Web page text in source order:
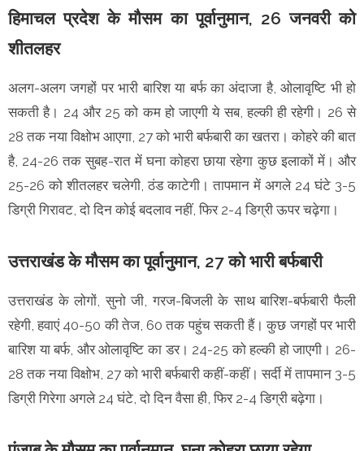
हिमाचल प्रदेश के मौसम का पूर्वानुमान, 26 जनवरी को
शीतलहर
अलग-अलग जगहों पर भारी बारिश या बर्फ का अंदाजा है, ओलावृष्टि भी हो
सकती है। 24 और 25 को कम हो जाएगी ये सब, हल्की ही रहेगी। 26 से
28 तक नया विक्षोभ आएगा, 27 को भारी बर्फबारी का खतरा। कोहरे की बात
है, 24-26 तक सुबह-रात में घना कोहरा छाया रहेगा कुछ इलाकों में। और
25-26 को शीतलहर चलेगी, ठंड काटेगी। तापमान में अगले 24 घंटे 3-5
डिग्री गिरावट, दो दिन कोई बदलाव नहीं, फिर 2-4 डिग्री ऊपर चढ़ेगा।
उत्तराखंड के मौसम का पूर्वानुमान, 27 को भारी बर्फबारी
उत्तराखंड के लोगों, सुनो जी, गरज-बिजली के साथ बारिश-बर्फबारी फैली
रहेगी, हवाएं 40-50 की तेज, 60 तक पहुंच सकती हैं। कुछ जगहों पर भारी
बारिश या बर्फ, और ओलावृष्टि का डर। 24-25 को हल्की हो जाएगी। 26-
28 तक नया विक्षोभ, 27 को भारी बर्फबारी कहीं-कहीं। सर्दी में तापमान 3-5
डिग्री गिरेगा अगले 24 घंटे, दो दिन वैसा ही, फिर 2-4 डिग्री बढ़ेगा।